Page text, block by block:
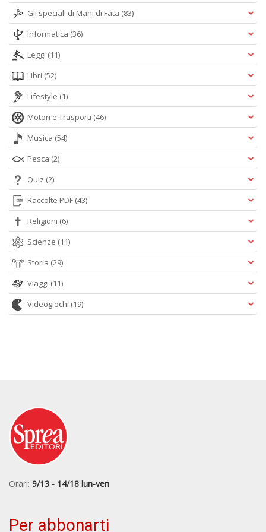
Gli speciali di Mani di Fata (83)
Informatica (36)
Leggi (11)
Libri (52)
Lifestyle (1)
Motori e Trasporti (46)
Musica (54)
Pesca (2)
Quiz (2)
Raccolte PDF (43)
Religioni (6)
Scienze (11)
Storia (29)
Viaggi (11)
Videogiochi (19)
Orari: 9/13 - 14/18 lun-ven
Per abbonarti